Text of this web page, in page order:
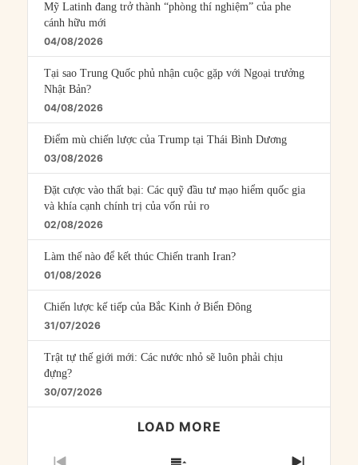
Mỹ Latinh đang trở thành “phòng thí nghiệm” của phe
cánh hữu mới
04/08/2026
Tại sao Trung Quốc phủ nhận cuộc gặp với Ngoại trưởng
Nhật Bản?
04/08/2026
Điểm mù chiến lược của Trump tại Thái Bình Dương
03/08/2026
Đặt cược vào thất bại: Các quỹ đầu tư mạo hiểm quốc gia
và khía cạnh chính trị của vốn rủi ro
02/08/2026
Làm thế nào để kết thúc Chiến tranh Iran?
01/08/2026
Chiến lược kế tiếp của Bắc Kinh ở Biển Đông
31/07/2026
Trật tự thế giới mới: Các nước nhỏ sẽ luôn phải chịu
đựng?
30/07/2026
LOAD MORE